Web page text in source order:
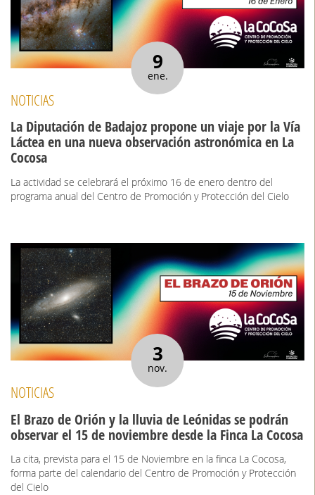
9
ene.
NOTICIAS
La Diputación de Badajoz propone un viaje por la Vía
Láctea en una nueva observación astronómica en La
Cocosa
La actividad se celebrará el próximo 16 de enero dentro del
programa anual del Centro de Promoción y Protección del Cielo
3
nov.
NOTICIAS
El Brazo de Orión y la lluvia de Leónidas se podrán
observar el 15 de noviembre desde la Finca La Cocosa
La cita, prevista para el 15 de Noviembre en la finca La Cocosa,
forma parte del calendario del Centro de Promoción y Protección
del Cielo